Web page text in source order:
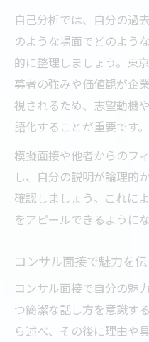
自己分析では、自分の過
のような場面でどのよう
的に整理しましょう。東
募者の強みや価値観が企
視されるため、志望動機
語化することが重要です。
模擬面接や他者からのフ
し、自分の説明が論理的
確認しましょう。これに
をアピールできるようにな
コンサル面接で魅力を
コンサル面接で自分の魅
つ簡潔な話し方を意識す
ら述べ、その後に理由や